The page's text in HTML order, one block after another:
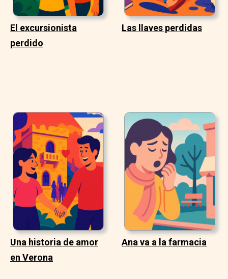
El excursionista
perdido
Las llaves perdidas
Una historia de amor
en Verona
Ana va a la farmacia